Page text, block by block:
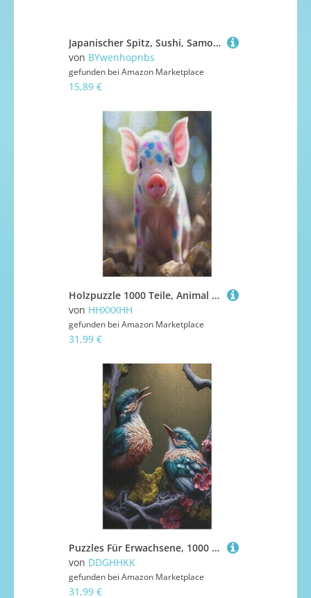
Japanischer Spitz, Sushi, Samojede, 500-teiliges Puzzle für Erwachsene – Holzpuzzle für Erwachsene und ältere Menschen
von BYwenhopnbs
gefunden bei Amazon Marketplace
15,89 €
Holzpuzzle 1000 Teile, Animal Schwein Puzzles Erwachsene Und Kinder, Am Besten Für Die Familienspielsammlung 78×53cm
von HHXXXHH
gefunden bei Amazon Marketplace
31,99 €
Puzzles Für Erwachsene, 1000 Teile, Vogel, Kreative Holzpuzzles, Praktisches Spiel, Familiendekoration （78×53cm）
von DDGHHKK
gefunden bei Amazon Marketplace
31,99 €